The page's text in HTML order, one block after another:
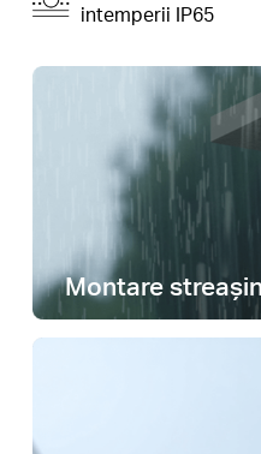
intemperii IP65
Montare